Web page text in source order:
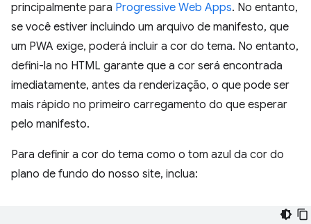
principalmente para Progressive Web Apps. No entanto,
se você estiver incluindo um arquivo de manifesto, que
um PWA exige, poderá incluir a cor do tema. No entanto,
defini-la no HTML garante que a cor será encontrada
imediatamente, antes da renderização, o que pode ser
mais rápido no primeiro carregamento do que esperar
pelo manifesto.
Para definir a cor do tema como o tom azul da cor do
plano de fundo do nosso site, inclua: